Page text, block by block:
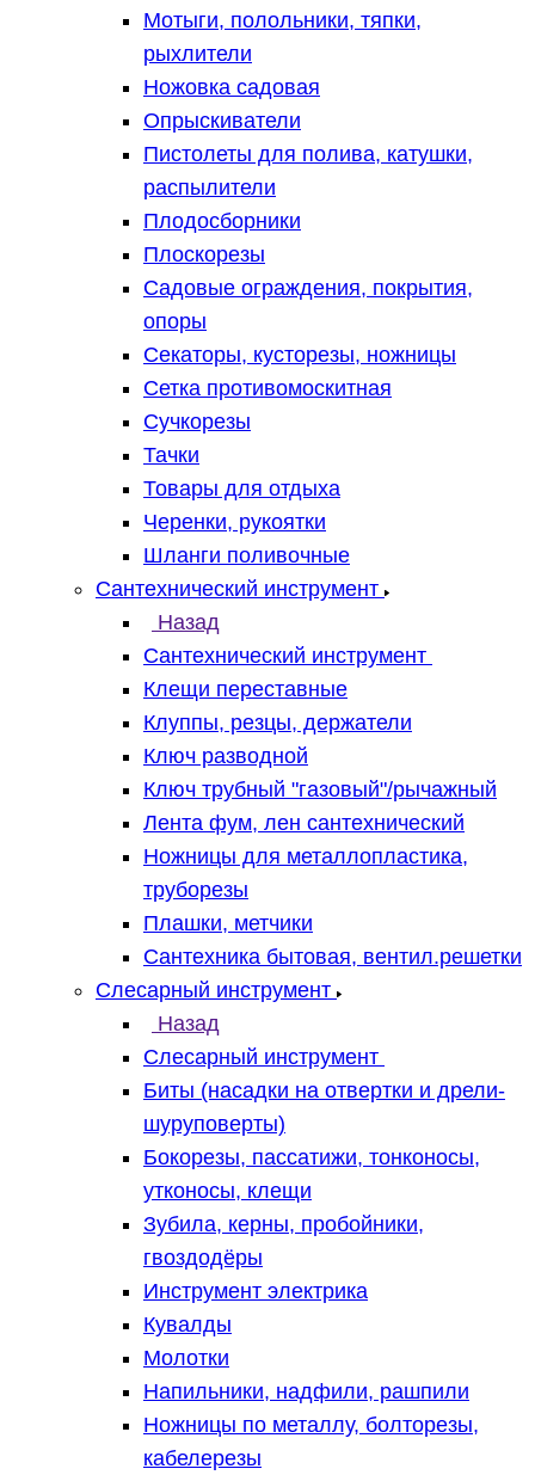
Мотыги, полольники, тяпки,
рыхлители
Ножовка садовая
Опрыскиватели
Пистолеты для полива, катушки,
распылители
Плодосборники
Плоскорезы
Садовые ограждения, покрытия,
опоры
Секаторы, кусторезы, ножницы
Сетка противомоскитная
Сучкорезы
Тачки
Товары для отдыха
Черенки, рукоятки
Шланги поливочные
Сантехнический инструмент
Назад
Сантехнический инструмент
Клещи переставные
Клуппы, резцы, держатели
Ключ разводной
Ключ трубный "газовый"/рычажный
Лента фум, лен сантехнический
Ножницы для металлопластика,
труборезы
Плашки, метчики
Сантехника бытовая, вентил.решетки
Слесарный инструмент
Назад
Слесарный инструмент
Биты (насадки на отвертки и дрели-
шуруповерты)
Бокорезы, пассатижи, тонконосы,
утконосы, клещи
Зубила, керны, пробойники,
гвоздодёры
Инструмент электрика
Кувалды
Молотки
Напильники, надфили, рашпили
Ножницы по металлу, болторезы,
кабелерезы